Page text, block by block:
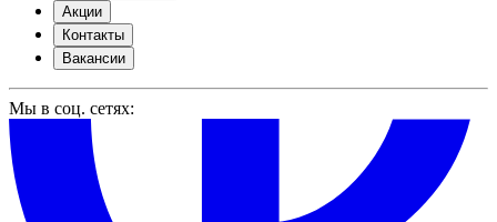
Акции
Контакты
Вакансии
Мы в соц. сетях: